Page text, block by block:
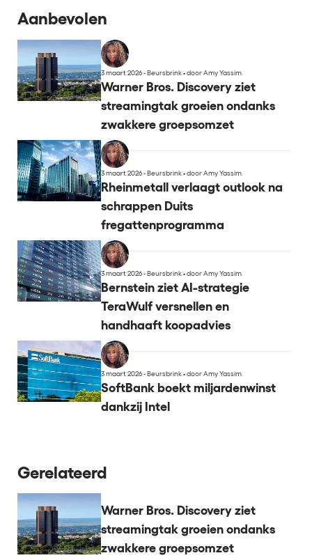
Aanbevolen
3 maart 2026 - Beursbrink•door Amy Yassim
Warner Bros. Discovery ziet
streamingtak groeien ondanks
zwakkere groepsomzet
3 maart 2026 - Beursbrink•door Amy Yassim
Rheinmetall verlaagt outlook na
schrappen Duits
fregattenprogramma
3 maart 2026 - Beursbrink•door Amy Yassim
Bernstein ziet AI-strategie
TeraWulf versnellen en
handhaaft koopadvies
3 maart 2026 - Beursbrink•door Amy Yassim
SoftBank boekt miljardenwinst
dankzij Intel
Gerelateerd
Warner Bros. Discovery ziet
streamingtak groeien ondanks
zwakkere groepsomzet